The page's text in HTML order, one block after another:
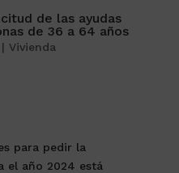
de las ayudas
de 36 a 64 años
| Vivienda
para pedir la
el año 2024 está